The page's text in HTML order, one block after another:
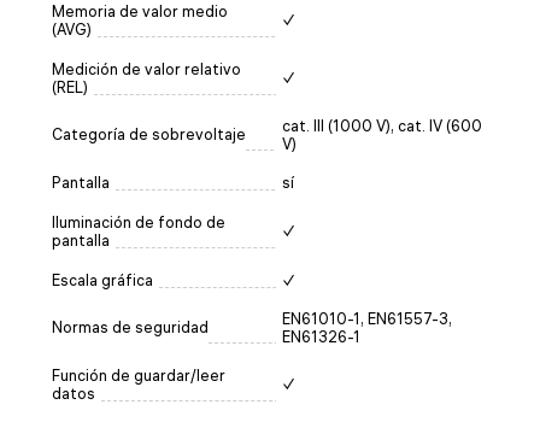
Memoria de valor medio
(AVG)
✓
Medición de valor relativo
(REL)
✓
Categoría de sobrevoltaje
cat. III (1000 V), cat. IV (600
V)
Pantalla sí
Iluminación de fondo de
pantalla
✓
Escala gráfica ✓
Normas de seguridad
EN61010-1, EN61557-3,
EN61326-1
Función de guardar/leer
datos
✓